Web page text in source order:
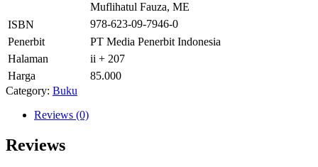
Muflihatul Fauza, ME
ISBN
978-623-09-7946-0
Penerbit
PT Media Penerbit Indonesia
Halaman
ii + 207
Harga
85.000
Category: Buku
Reviews (0)
Reviews